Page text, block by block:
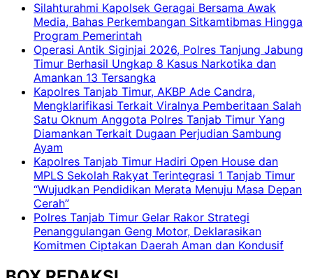
Silahturahmi Kapolsek Geragai Bersama Awak
Media, Bahas Perkembangan Sitkamtibmas Hingga
Program Pemerintah
Operasi Antik Siginjai 2026, Polres Tanjung Jabung
Timur Berhasil Ungkap 8 Kasus Narkotika dan
Amankan 13 Tersangka
Kapolres Tanjab Timur, AKBP Ade Candra,
Mengklarifikasi Terkait Viralnya Pemberitaan Salah
Satu Oknum Anggota Polres Tanjab Timur Yang
Diamankan Terkait Dugaan Perjudian Sambung
Ayam
Kapolres Tanjab Timur Hadiri Open House dan
MPLS Sekolah Rakyat Terintegrasi 1 Tanjab Timur
“Wujudkan Pendidikan Merata Menuju Masa Depan
Cerah”
Polres Tanjab Timur Gelar Rakor Strategi
Penanggulangan Geng Motor, Deklarasikan
Komitmen Ciptakan Daerah Aman dan Kondusif